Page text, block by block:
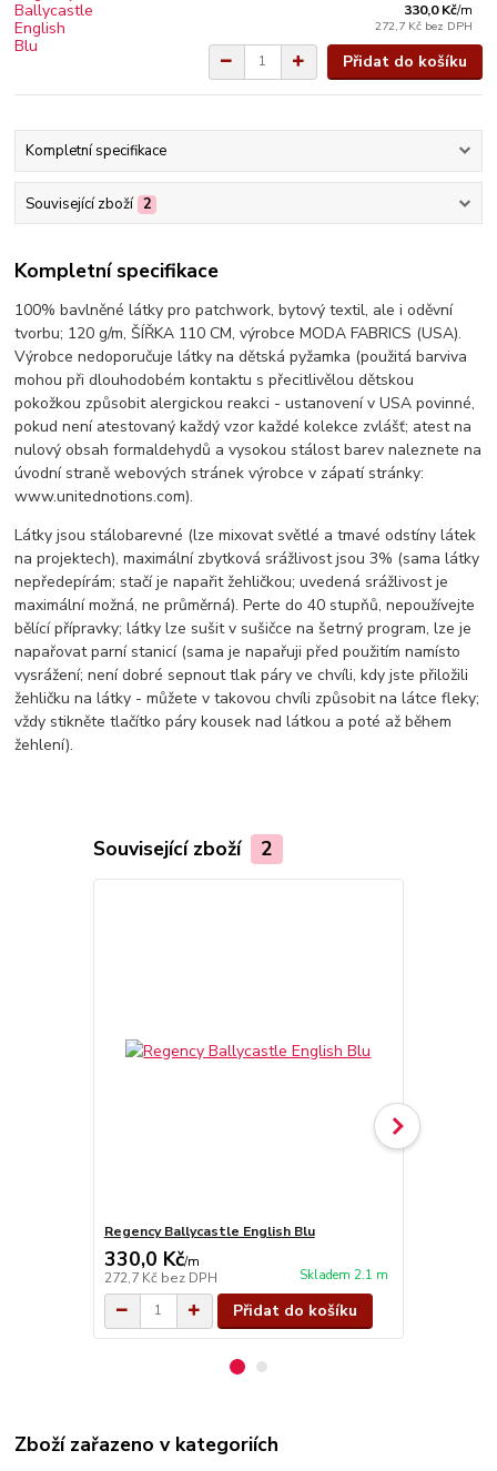
330,0 Kč/m
272,7 Kč bez DPH
Přidat do košíku
Kompletní specifikace
Související zboží 2
Kompletní specifikace
100% bavlněné látky pro patchwork, bytový textil, ale i oděvní
tvorbu; 120 g/m, ŠÍŘKA 110 CM, výrobce MODA FABRICS (USA).
Výrobce nedoporučuje látky na dětská pyžamka (použitá barviva
mohou při dlouhodobém kontaktu s přecitlivělou dětskou
pokožkou způsobit alergickou reakci - ustanovení v USA povinné,
pokud není atestovaný každý vzor každé kolekce zvlášť; atest na
nulový obsah formaldehydů a vysokou stálost barev naleznete na
úvodní straně webových stránek výrobce v zápatí stránky:
www.unitednotions.com).
Látky jsou stálobarevné (lze mixovat světlé a tmavé odstíny látek
na projektech), maximální zbytková srážlivost jsou 3% (sama látky
nepředepírám; stačí je napařit žehličkou; uvedená srážlivost je
maximální možná, ne průměrná). Perte do 40 stupňů, nepoužívejte
bělící přípravky; látky lze sušit v sušičce na šetrný program, lze je
napařovat parní stanicí (sama je napařuji před použitím namísto
vysrážení; není dobré sepnout tlak páry ve chvíli, kdy jste přiložili
žehličku na látky - můžete v takovou chvíli způsobit na látce fleky;
vždy stikněte tlačítko páry kousek nad látkou a poté až během
žehlení).
Související zboží 2
Regency Ballycastle English Blu
330,0 Kč/m
272,7 Kč bez DPH Skladem 2.1 m
Přidat do košíku
Zboží zařazeno v kategoriích